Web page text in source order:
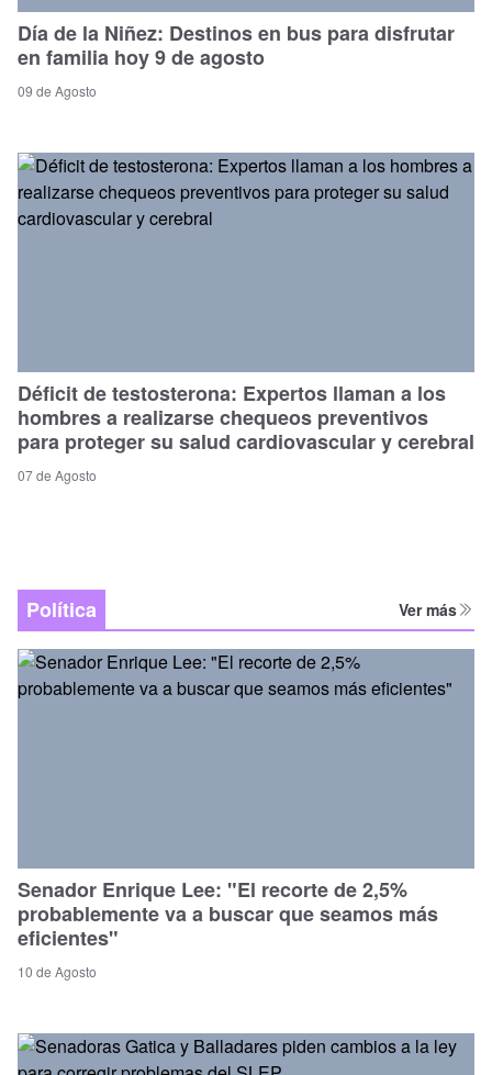
Día de la Niñez: Destinos en bus para disfrutar
en familia hoy 9 de agosto
09 de Agosto
Déficit de testosterona: Expertos llaman a los
hombres a realizarse chequeos preventivos
para proteger su salud cardiovascular y cerebral
07 de Agosto
Política Ver más
Senador Enrique Lee: "El recorte de 2,5%
probablemente va a buscar que seamos más
eficientes"
10 de Agosto